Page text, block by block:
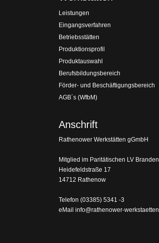
Leistungen
Eingangsverfahren
Betriebsstätten
Produktionsprofil
Produktauswahl
Berufsbildungsbereich
Förder- und Beschäftigungsbereich
AGB´s (WfbM)
Anschrift
Rathenower Werkstätten gGmbH
Mitglied im Paritätischen LV
Heidefeldstraße 17
14712 Rathenow
Telefon (03385) 5341 -3
eMail info@rathenower-